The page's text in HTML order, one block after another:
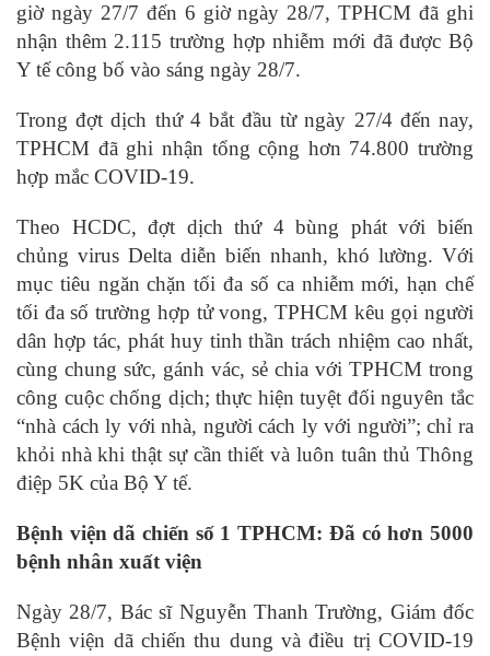
giờ ngày 27/7 đến 6 giờ ngày 28/7, TPHCM đã ghi
nhận thêm 2.115 trường hợp nhiễm mới đã được Bộ
Y tế công bố vào sáng ngày 28/7.
Trong đợt dịch thứ 4 bắt đầu từ ngày 27/4 đến nay,
TPHCM đã ghi nhận tổng cộng hơn 74.800 trường
hợp mắc COVID-19.
Theo HCDC, đợt dịch thứ 4 bùng phát với biến
chủng virus Delta diễn biến nhanh, khó lường. Với
mục tiêu ngăn chặn tối đa số ca nhiễm mới, hạn chế
tối đa số trường hợp tử vong, TPHCM kêu gọi người
dân hợp tác, phát huy tinh thần trách nhiệm cao nhất,
cùng chung sức, gánh vác, sẻ chia với TPHCM trong
công cuộc chống dịch; thực hiện tuyệt đối nguyên tắc
“nhà cách ly với nhà, người cách ly với người”; chỉ ra
khỏi nhà khi thật sự cần thiết và luôn tuân thủ Thông
điệp 5K của Bộ Y tế.
Bệnh viện dã chiến số 1 TPHCM: Đã có hơn 5000
bệnh nhân xuất viện
Ngày 28/7, Bác sĩ Nguyễn Thanh Trường, Giám đốc
Bệnh viện dã chiến thu dung và điều trị COVID-19